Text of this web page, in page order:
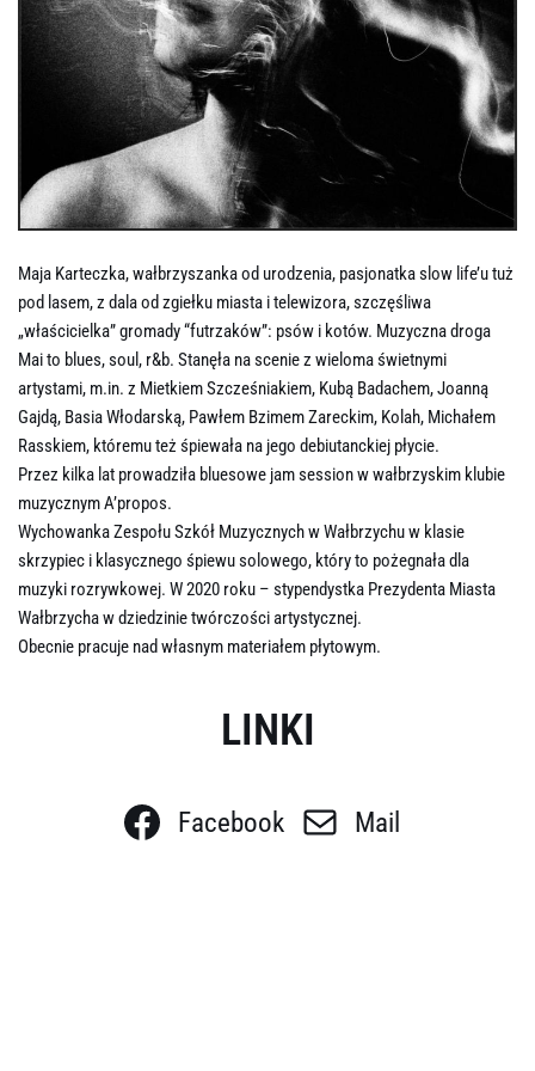
Maja Karteczka, wałbrzyszanka od urodzenia, pasjonatka slow life’u tuż
pod lasem, z dala od zgiełku miasta i telewizora, szczęśliwa
„właścicielka” gromady “futrzaków”: psów i kotów. Muzyczna droga
Mai to blues, soul, r&b. Stanęła na scenie z wieloma świetnymi
artystami, m.in. z Mietkiem Szcześniakiem, Kubą Badachem, Joanną
Gajdą, Basia Włodarską, Pawłem Bzimem Zareckim, Kolah, Michałem
Rasskiem, któremu też śpiewała na jego debiutanckiej płycie.
Przez kilka lat prowadziła bluesowe jam session w wałbrzyskim klubie
muzycznym A’propos.
Wychowanka Zespołu Szkół Muzycznych w Wałbrzychu w klasie
skrzypiec i klasycznego śpiewu solowego, który to pożegnała dla
muzyki rozrywkowej. W 2020 roku – stypendystka Prezydenta Miasta
Wałbrzycha w dziedzinie twórczości artystycznej.
Obecnie pracuje nad własnym materiałem płytowym.
LINKI
Facebook Mail